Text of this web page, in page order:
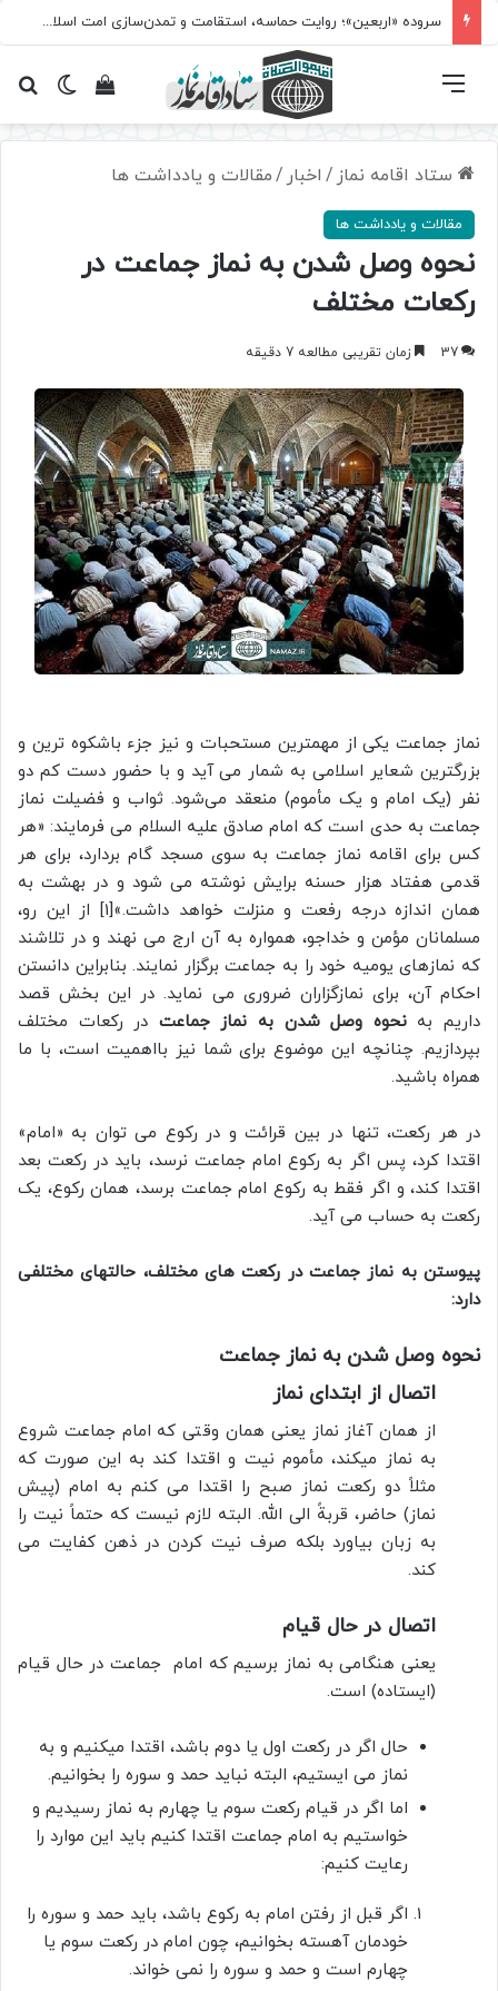
مسابقه سراسری «نماز؛ میراث کربلا» برگزار می‌شود
تغییرمشاهده فهرست
ستاد اقامه نماز / اخبار /مقالات و یادداشت ها
مقالات و یادداشت ها
نحوه وصل شدن به نماز جماعت در
رکعات مختلف
37 زمان تقریبی مطالعه 7 دقیقه
نماز جماعت یکی از مهمترین مستحبات و نیز جزء باشکوه ترین و
بزرگترین شعایر اسلامی به شمار می آید و با حضور دست کم دو
نفر (یک امام و یک مأموم) منعقد می‌شود. ثواب و فضیلت نماز
جماعت به حدی است که امام صادق علیه السلام می فرمایند: «هر
کس برای اقامه نماز جماعت به سوی مسجد گام بردارد، برای هر
قدمی هفتاد هزار حسنه برایش نوشته می شود و در بهشت به
همان اندازه درجه رفعت و منزلت خواهد داشت.»[1] از این رو،
مسلمانان مؤمن و خداجو، همواره به آن ارج می نهند و در تلاشند
که نمازهای یومیه خود را به جماعت برگزار نمایند. بنابراین دانستن
احکام آن، برای نمازگزاران ضروری می نماید. در این بخش قصد
داریم بهنحوه وصل شدن به نماز جماعت در رکعات مختلف
بپردازیم. چنانچه این موضوع برای شما نیز بااهمیت است، با ما
همراه باشید.
در هر رکعت، تنها در بین قرائت و در رکوع مى توان به «امام»
اقتدا کرد، پس اگر به رکوع امام جماعت نرسد، باید در رکعت بعد
اقتدا کند، و اگر فقط به رکوع امام جماعت برسد، همان رکوع، یک
رکعت به حساب مى آید.
پیوستن به نماز جماعت در رکعت های مختلف، حالتهای مختلفی
دارد:
نحوه وصل شدن به نماز جماعت
اتصال از ابتدای نماز
از همان آغاز نماز یعنى همان وقتى که امام جماعت شروع
به نماز می‏کند، مأموم نیت و اقتدا کند به این صورت که
مثلاً دو رکعت نماز صبح را اقتدا می کنم به امام (پیش
نماز) حاضر، قربةً الى الله. البته لازم نیست که حتماً نیت را
به زبان بیاورد بلکه صرف نیت کردن در ذهن کفایت می
کند.
اتصال در حال قیام
یعنی هنگامى به نماز برسیم که امام جماعت در حال قیام
(ایستاده) است.
حال اگر در رکعت اول یا دوم باشد، اقتدا میکنیم و به
نماز می ایستیم، البته نباید حمد و سوره را بخوانیم.
اما اگر در قیام رکعت سوم یا چهارم به نماز رسیدیم و
خواستیم به امام جماعت اقتدا کنیم باید این موارد را
رعایت کنیم:
اگر قبل از رفتن امام به رکوع باشد، باید حمد و سوره را
خودمان آهسته بخوانیم، چون امام در رکعت سوم یا
چهارم است و حمد و سوره را نمی خواند.